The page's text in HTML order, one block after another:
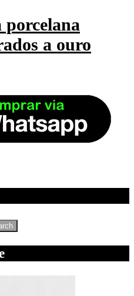
porcelana
a ouro